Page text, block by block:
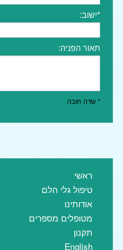
*ישוב:
תאור הפניה:
* שדה חובה
ראשי
טיפול גלי הלם
אודותינו
מטופלים מספרים
תקנון
English